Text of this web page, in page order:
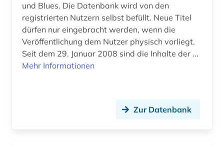
katalog (3)
klang (1)
klassik (1)
und Blues. Die Datenbank wird von den
registrierten Nutzern selbst befüllt. Neue Titel
dürfen nur eingebracht werden, wenn die
Veröffentlichung dem Nutzer physisch vorliegt.
Seit dem 29. Januar 2008 sind die Inhalte der ...
Mehr Informationen
Zur Datenbank